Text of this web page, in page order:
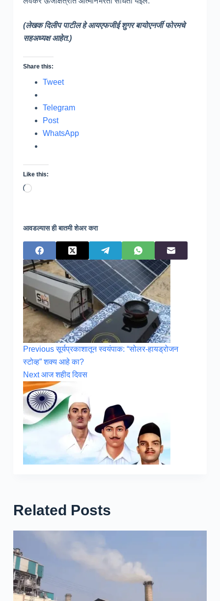
(लेखक दिलीप पाटील हे आयएफजीई शुगर बायोएनर्जी फोरमचे
सहअध्यक्ष आहेत.)
Share this:
Tweet
Telegram
Post
WhatsApp
Like this:
Loading…
आवडल्यास ही बातमी शेअर करा
Previousसूर्यप्रकाशातून स्वयंपाक: “सोलर-हायड्रोजन
स्टोव्ह” शक्य आहे का?
Nextआज शहीद दिवस
Related Posts